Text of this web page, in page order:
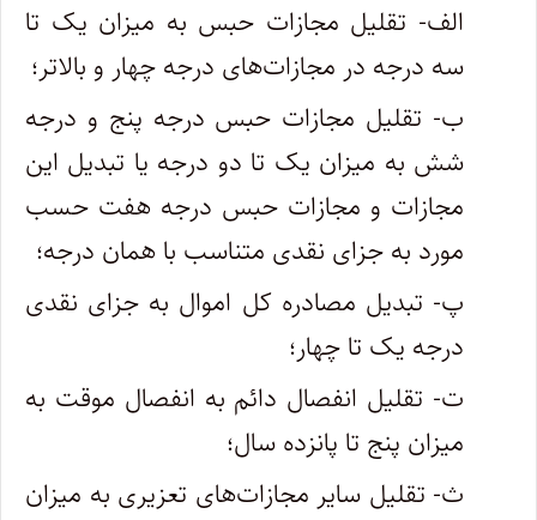
الف‌- تقلیل مجازات حبس به میزان یک تا
سه درجه در مجازات‌های درجه چهار و بالاتر؛
ب- تقلیل مجازات حبس درجه پنج و درجه
شش به میزان یک تا دو درجه یا تبدیل این
مجازات و مجازات حبس درجه هفت حسب
مورد به جزای نقدی متناسب با همان درجه؛
پ‌- تبدیل مصادره کل اموال به جزای نقدی
درجه یک تا چهار؛
ت- تقلیل انفصال دائم به انفصال موقت به
میزان پنج تا پانزده سال؛
ث- تقلیل سایر مجازات‌های تعزیری به میزان